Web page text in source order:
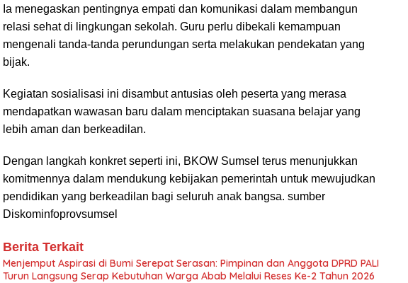
Ia menegaskan pentingnya empati dan komunikasi dalam membangun
relasi sehat di lingkungan sekolah. Guru perlu dibekali kemampuan
mengenali tanda-tanda perundungan serta melakukan pendekatan yang
bijak.
Kegiatan sosialisasi ini disambut antusias oleh peserta yang merasa
mendapatkan wawasan baru dalam menciptakan suasana belajar yang
lebih aman dan berkeadilan.
Dengan langkah konkret seperti ini, BKOW Sumsel terus menunjukkan
komitmennya dalam mendukung kebijakan pemerintah untuk mewujudkan
pendidikan yang berkeadilan bagi seluruh anak bangsa. sumber
Diskominfoprovsumsel
Berita Terkait
Menjemput Aspirasi di Bumi Serepat Serasan: Pimpinan dan Anggota DPRD PALI
Turun Langsung Serap Kebutuhan Warga Abab Melalui Reses Ke-2 Tahun 2026